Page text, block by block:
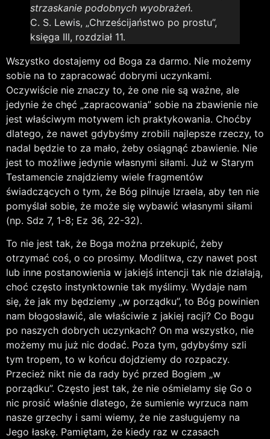
strzaskanie podobnych wyobrażeń.
C. S. Lewis, „Chrześcijaństwo po prostu”,
księga III, rozdział 11.
Wszystko dostajemy od Boga za darmo. Nie możemy
sobie na to zapracować dobrymi uczynkami.
Oczywiście nie znaczy to, że one nie są ważne, ale
jedynie że chęć „zapracowania” sobie na zbawienie nie
jest właściwym motywem ich praktykowania. Choćby
dlatego, że nawet gdybyśmy zrobili najlepsze rzeczy, to
nadal będzie to za mało, żeby osiągnąć zbawienie. Nie
jest to możliwe jedynie własnymi siłami. Już w Starym
Testamencie znajdziemy wiele fragmentów
świadczących o tym, że Bóg pilnuje Izraela, aby ten nie
pomyślał sobie, że może się wybawić własnymi siłami
(np. Sdz 7, 1-8; Ez 36, 22-32).
To nie jest tak, że Boga można przekupić, żeby
otrzymać coś, o co prosimy. Modlitwa, czy nawet post
lub inne postanowienia w jakiejś intencji tak nie działają,
choć często instynktownie tak myślimy. Wydaje nam
się, że jak my będziemy „w porządku”, to Bóg powinien
nam błogosławić, ale właściwie z jakiej racji? Co Bogu
po naszych dobrych uczynkach? On ma wszystko, nie
możemy mu już nic dodać. Poza tym, gdybyśmy szli
tym tropem, to w końcu dojdziemy do rozpaczy.
Przecież nikt nie da rady być przed Bogiem „w
porządku”. Często jest tak, że nie ośmielamy się Go o
nic prosić właśnie dlatego, że sumienie wyrzuca nam
nasze grzechy i sami wiemy, że nie zasługujemy na
Jego łaskę. Pamiętam, że kiedy raz w czasach